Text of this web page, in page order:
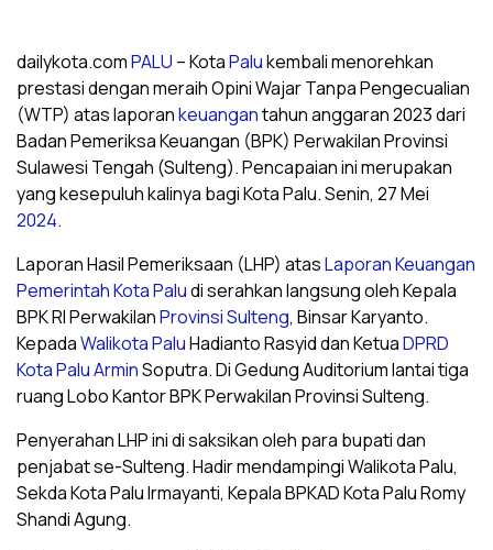
dailykota.comPALU – KotaPalukembali menorehkan
prestasi dengan meraih Opini Wajar Tanpa Pengecualian
(WTP) atas laporankeuangantahun anggaran 2023 dari
Badan Pemeriksa Keuangan (BPK) Perwakilan Provinsi
Sulawesi Tengah (Sulteng). Pencapaian ini merupakan
yang kesepuluh kalinya bagi Kota Palu. Senin, 27 Mei
2024.
Laporan Hasil Pemeriksaan (LHP) atasLaporan Keuangan
Pemerintah Kota Paludi serahkan langsung oleh Kepala
BPK RI PerwakilanProvinsi Sulteng, Binsar Karyanto.
KepadaWalikota PaluHadianto Rasyid dan KetuaDPRD
Kota PaluArminSoputra. Di Gedung Auditorium lantai tiga
ruang Lobo Kantor BPK Perwakilan Provinsi Sulteng.
Penyerahan LHP ini di saksikan oleh para bupati dan
penjabat se-Sulteng. Hadir mendampingi Walikota Palu,
Sekda Kota Palu Irmayanti, Kepala BPKAD Kota Palu Romy
Shandi Agung.